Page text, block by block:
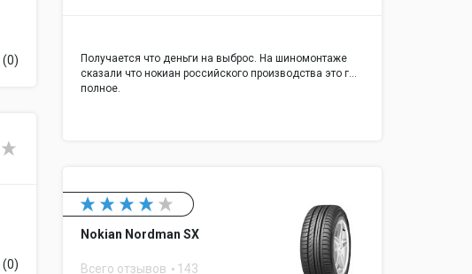
(0)
(0)
Получается что деньги на выброс. На шиномонтаже
сказали что нокиан российского производства это г...
полное.
Nokian Nordman SX
Всего отзывов 143